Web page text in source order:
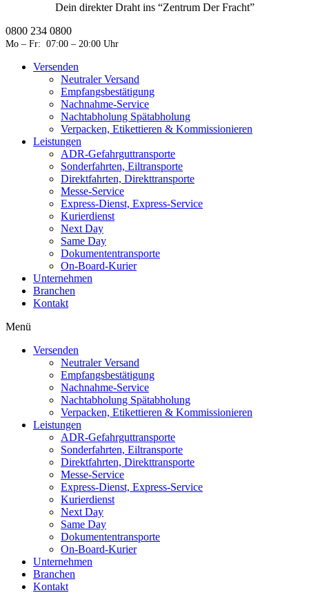
Dein direkter Draht ins “Zentrum Der Fracht”
0800 234 0800
Mo – Fr: 07:00 – 20:00 Uhr
Versenden
Neutraler Versand
Empfangsbestätigung
Nachnahme-Service
Nachtabholung Spätabholung
Verpacken, Etikettieren & Kommissionieren
Leistungen
ADR-Gefahrguttransporte
Sonderfahrten, Eiltransporte
Direktfahrten, Direkttransporte
Messe-Service
Express-Dienst, Express-Service
Kurierdienst
Next Day
Same Day
Dokumententransporte
On-Board-Kurier
Unternehmen
Branchen
Kontakt
Menü
Versenden
Neutraler Versand
Empfangsbestätigung
Nachnahme-Service
Nachtabholung Spätabholung
Verpacken, Etikettieren & Kommissionieren
Leistungen
ADR-Gefahrguttransporte
Sonderfahrten, Eiltransporte
Direktfahrten, Direkttransporte
Messe-Service
Express-Dienst, Express-Service
Kurierdienst
Next Day
Same Day
Dokumententransporte
On-Board-Kurier
Unternehmen
Branchen
Kontakt